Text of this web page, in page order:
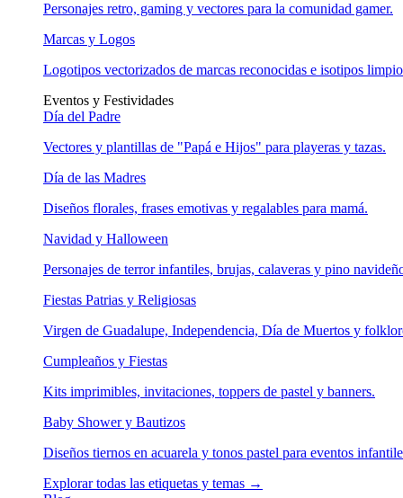
Personajes retro, gaming y vectores para la comunidad gamer.
Marcas y Logos
Logotipos vectorizados de marcas reconocidas e isotipos
Eventos y Festividades
Día del Padre
Vectores y plantillas de "Papá e Hijos" para playeras y tazas.
Día de las Madres
Diseños florales, frases emotivas y regalables para mamá.
Navidad y Halloween
Personajes de terror infantiles, brujas, calaveras y pino
Fiestas Patrias y Religiosas
Virgen de Guadalupe, Independencia, Día de Muertos y
Cumpleaños y Fiestas
Kits imprimibles, invitaciones, toppers de pastel y banners.
Baby Shower y Bautizos
Diseños tiernos en acuarela y tonos pastel para eventos
Explorar todas las etiquetas y temas →